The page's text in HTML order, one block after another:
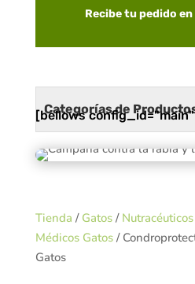
Recibe tu pedido
Categorías de
[bellows
Tienda / Gatos/
Médicos Gatos/
Gatos